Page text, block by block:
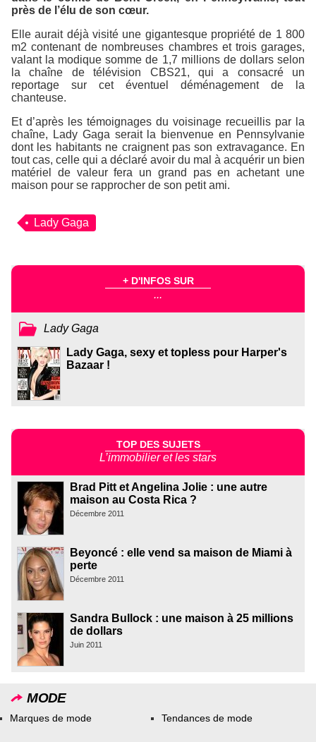
près de l’élu de son cœur.
Elle aurait déjà visité une gigantesque propriété de 1 800
m2 contenant de nombreuses chambres et trois garages,
valant la modique somme de 1,7 millions de dollars selon
la chaîne de télévision CBS21, qui a consacré un
reportage sur cet éventuel déménagement de la
chanteuse.
Et d’après les témoignages du voisinage recueillis par la
chaîne, Lady Gaga serait la bienvenue en Pennsylvanie
dont les habitants ne craignent pas son extravagance. En
tout cas, celle qui a déclaré avoir du mal à acquérir un bien
matériel de valeur fera un grand pas en achetant une
maison pour se rapprocher de son petit ami.
Lady Gaga
+ D'INFOS SUR
...
Lady Gaga
Lady Gaga, sexy et topless pour Harper's
Bazaar !
TOP DES SUJETS
L’immobilier et les stars
Brad Pitt et Angelina Jolie : une autre
maison au Costa Rica ?
Décembre 2011
Beyoncé : elle vend sa maison de Miami à
perte
Décembre 2011
Sandra Bullock : une maison à 25 millions
de dollars
Juin 2011
MODE
Marques de mode Tendances de mode